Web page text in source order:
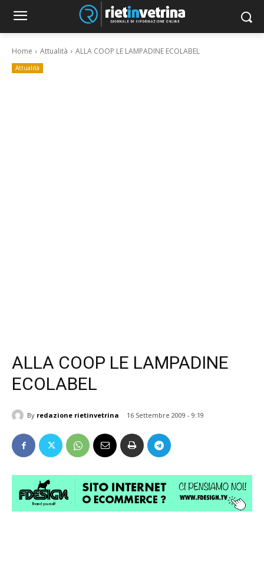
Home Attualità ALLA COOP LE LAMPADINE ECOLABEL
Attualità
ALLA COOP LE LAMPADINE
ECOLABEL
By redazione rietinvetrina 16 Settembre 2009 - 9:19